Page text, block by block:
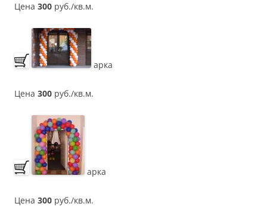
Цена 300 руб./кв.м.
арка
Цена 300 руб./кв.м.
арка
Цена 300 руб./кв.м.